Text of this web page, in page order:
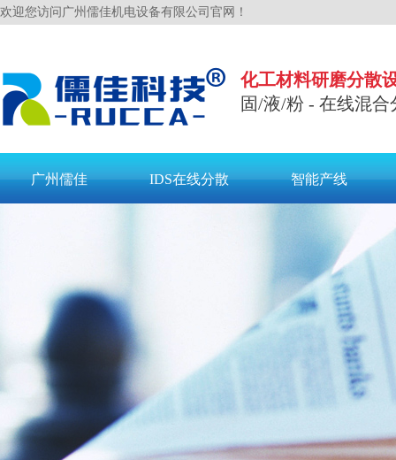
欢迎您访问广州儒佳机电设备有限公司官网！
化工材料研磨分
固/液/粉 - 在线混
广州儒佳 IDS在线分散 智能产线